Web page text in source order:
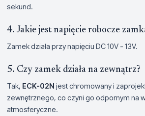
sekund.
4. Jakie jest napięcie robocze
Zamek działa przy napięciu DC 10V - 13V.
5. Czy zamek działa na zewnątrz?
Tak, ECK-02N jest chromowany i
zewnętrznego, co czyni go odpornym na
atmosferyczne.